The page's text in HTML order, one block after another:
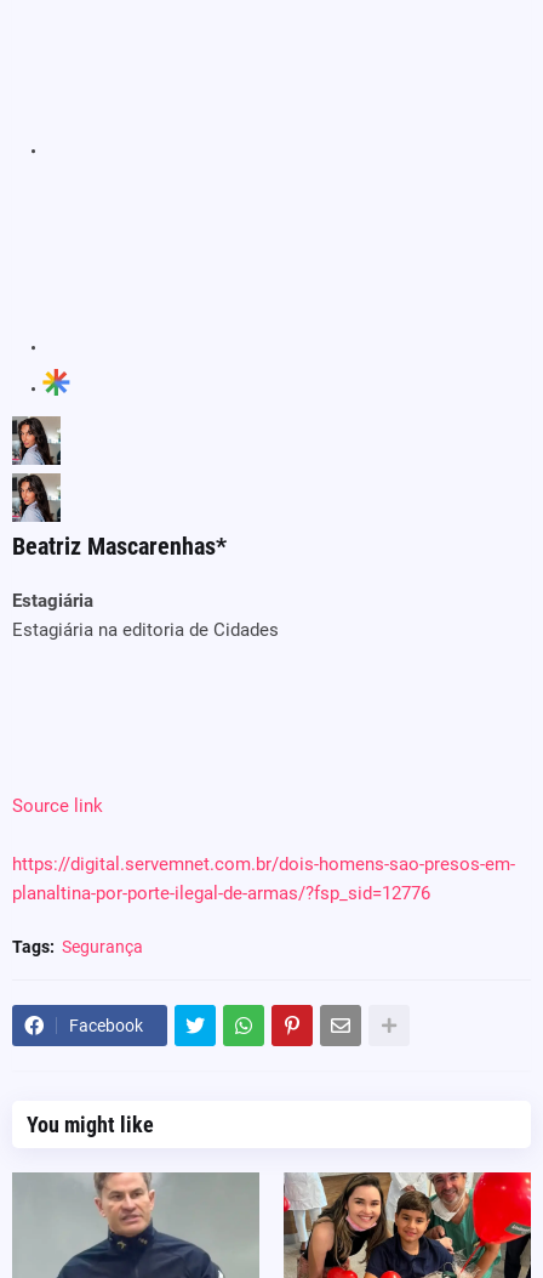
Beatriz Mascarenhas*
Estagiária
Estagiária na editoria de Cidades
Source link
https://digital.servemnet.com.br/dois-homens-sao-presos-em-
planaltina-por-porte-ilegal-de-armas/?fsp_sid=12776
Tags: Segurança
Facebook
You might like